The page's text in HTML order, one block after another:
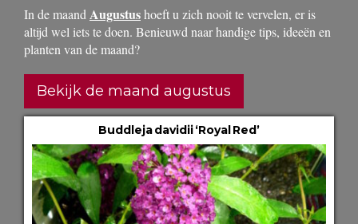
In de maand Augustushoeft u zich nooit te vervelen, er is
altijd wel iets te doen. Benieuwd naar handige tips, ideeën en
planten van de maand?
Bekijk de maand augustus
Buddleja davidii ‘Royal Red’